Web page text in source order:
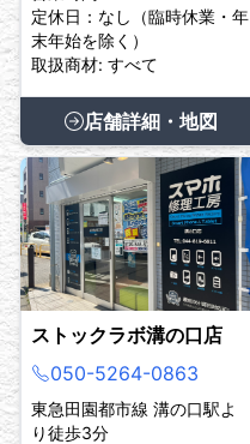
定休日：なし（臨時休業・年
末年始を除く）
取扱商材: すべて
店舗詳細・地図
ストックラボ溝の口店
050-5264-0863
東急田園都市線 溝の口駅よ
り徒歩3分